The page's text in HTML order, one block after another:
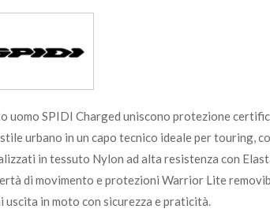
uomo SPIDI Charged uniscono protezione
urbano in un capo tecnico ideale per touring,
in tessuto Nylon ad alta resistenza con
di movimento e protezioni Warrior Lite
in moto con sicurezza e praticità.